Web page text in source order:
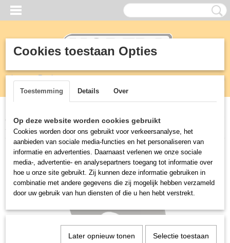
Inloggen Registreren
(0)
Home >Vetafscheiders>Greaseguardian>Parts
Steel GGX
Cookies toestaan Opties
Toestemming Details Over
Op deze website worden cookies gebruikt
Cookies worden door ons gebruikt voor verkeersanalyse, het
aanbieden van sociale media-functies en het personaliseren van
informatie en advertenties. Daarnaast verlenen we onze sociale
media-, advertentie- en analysepartners toegang tot informatie over
hoe u onze site gebruikt. Zij kunnen deze informatie gebruiken in
combinatie met andere gegevens die zij mogelijk hebben verzameld
door uw gebruik van hun diensten of die u hen hebt verstrekt.
Later opnieuw tonen Selectie toestaan